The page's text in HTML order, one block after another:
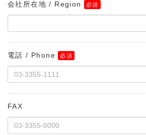
会社所在地 / Region
電話 / Phone
FAX